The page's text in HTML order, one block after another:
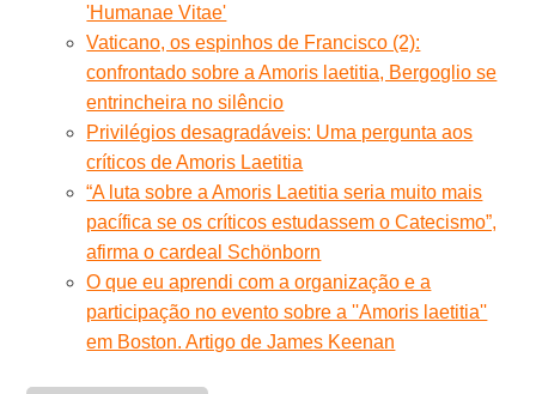
'Humanae Vitae'
Vaticano, os espinhos de Francisco (2):
confrontado sobre a Amoris laetitia, Bergoglio se
entrincheira no silêncio
Privilégios desagradáveis: Uma pergunta aos
críticos de Amoris Laetitia
“A luta sobre a Amoris Laetitia seria muito mais
pacífica se os críticos estudassem o Catecismo”,
afirma o cardeal Schönborn
O que eu aprendi com a organização e a
participação no evento sobre a ''Amoris laetitia''
em Boston. Artigo de James Keenan